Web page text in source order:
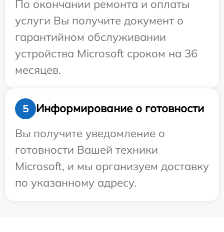
По окончании ремонта и оплаты
услуги Вы получите документ о
гарантийном обслуживании
устройства Microsoft сроком на 36
месяцев.
5
Информирование о готовности
Вы получите уведомление о
готовности Вашей техники
Microsoft, и мы организуем доставку
по указанному адресу.